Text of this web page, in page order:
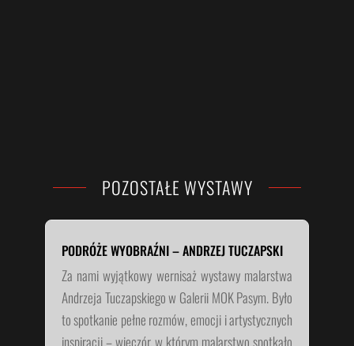
POZOSTAŁE WYSTAWY
PODRÓŻE WYOBRAŹNI – ANDRZEJ TUCZAPSKI
Za nami wyjątkowy wernisaż wystawy malarstwa
Andrzeja Tuczapskiego w Galerii MOK Pasym. Było
to spotkanie pełne rozmów, emocji i artystycznych
inspiracji – wieczór, w którym malarstwo spotkało